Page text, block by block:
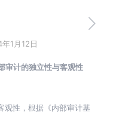
1月12日
计的独立性与客观性
性，根据《内部审计基